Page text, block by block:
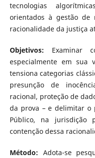
tecnologias
orientados à gestão de
racionalidade da justiça
Objetivos: Examinar
especialmente em sua
tensiona categorias
presunção de
racional, proteção de
da prova – e delimitar o
Público, na jurisdição
contenção dessa
Método: Adota-se